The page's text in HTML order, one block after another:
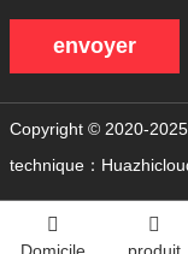
envoyer
Copyright © 2020-
technique：
Domicile produit